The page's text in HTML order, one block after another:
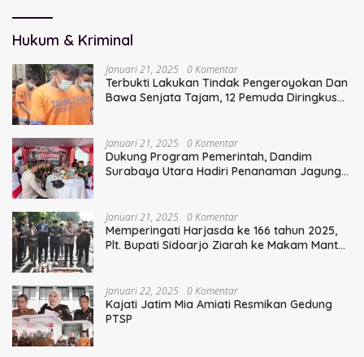
Hukum & Kriminal
Januari 21, 2025 0 Komentar
Terbukti Lakukan Tindak Pengeroyokan Dan
Bawa Senjata Tajam, 12 Pemuda Diringkus
Januari 21, 2025 0 Komentar
Dukung Program Pemerintah, Dandim
Surabaya Utara Hadiri Penanaman Jagung
Januari 21, 2025 0 Komentar
Memperingati Harjasda ke 166 tahun 2025,
Plt. Bupati Sidoarjo Ziarah ke Makam Mantan
Januari 22, 2025 0 Komentar
Kajati Jatim Mia Amiati Resmikan Gedung
PTSP